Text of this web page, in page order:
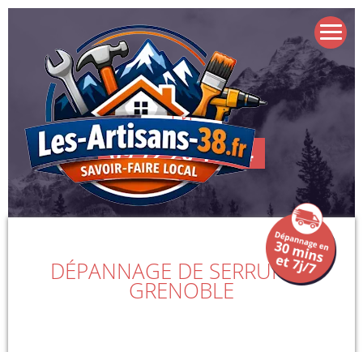
09 72 20 16 54
DÉPANNAGE DE SERRURE À
GRENOBLE